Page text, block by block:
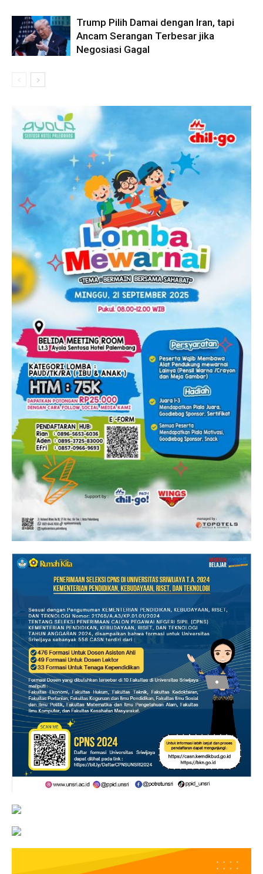
Trump Pilih Damai dengan Iran, tapi
Ancam Serangan Terbesar jika
Negosiasi Gagal